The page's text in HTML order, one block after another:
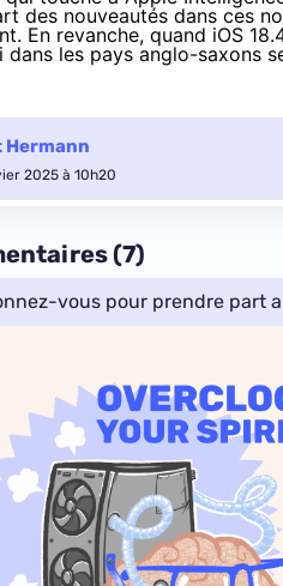
des nouveautés dans ces
En revanche, quand iOS
dans les pays anglo-saxons
Hermann
2025 à 10h20
(7)
vous pour prendre part